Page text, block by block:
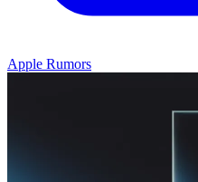
Apple Rumors